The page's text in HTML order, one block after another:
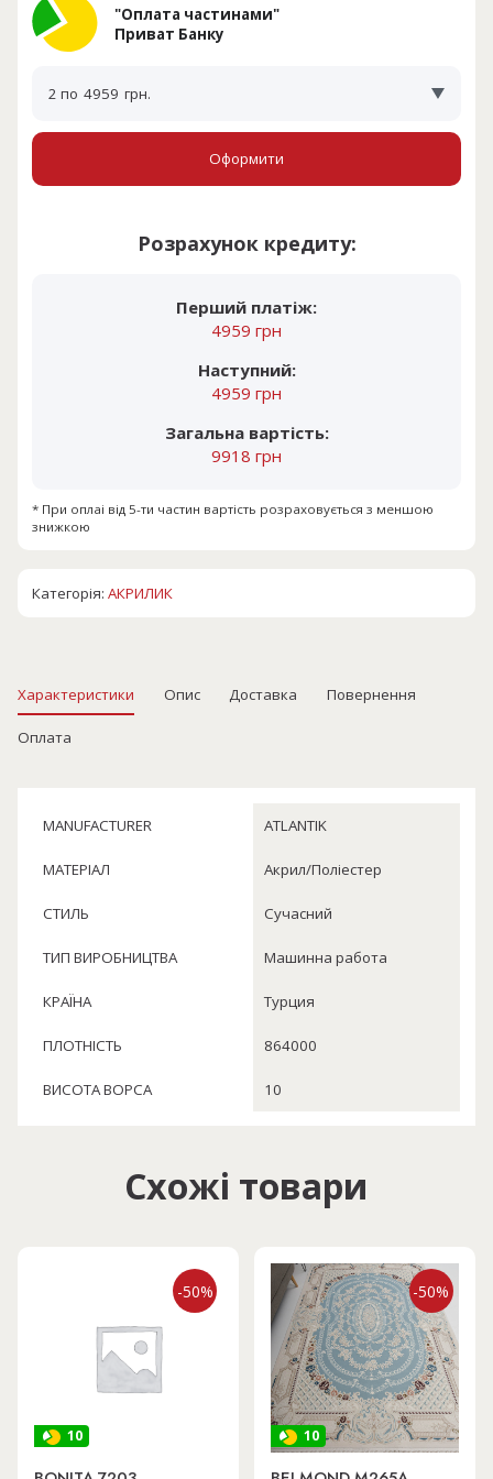
"Оплата частинами"
Приват Банку
2 по 4959 грн.
Оформити
Розрахунок кредиту:
Перший платіж:
4959 грн
Наступний:
4959 грн
Загальна вартість:
9918 грн
* При оплаі від 5-ти частин вартість розраховується з меншою
знижкою
Категорія:АКРИЛИК
Характеристики Опис Доставка Повернення
Оплата
MANUFACTURER ATLANTIK
МАТЕРІАЛ Акрил/Поліестер
СТИЛЬ Сучасний
ТИП ВИРОБНИЦТВА Машинна работа
КРАЇНА Турция
ПЛОТНІСТЬ 864000
ВИСОТА ВОРСА 10
Схожі товари
10
-50%
10
-50%